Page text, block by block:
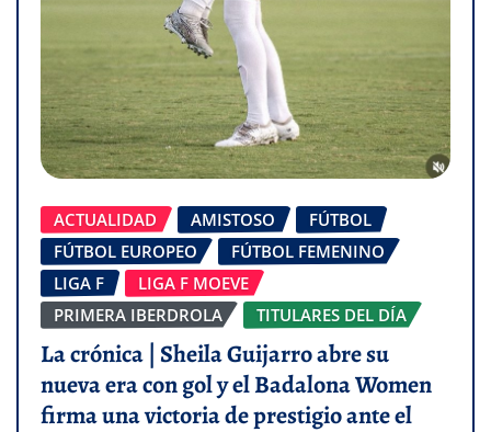
ACTUALIDAD AMISTOSO
FÚTBOL
FÚTBOL EUROPEO
FÚTBOL FEMENINO
LIGA F
LIGA F MOEVE
PRIMERA IBERDROLA
TITULARES DEL DÍA
La crónica | Sheila Guijarro abre su
nueva era con gol y el Badalona Women
firma una victoria de prestigio ante el